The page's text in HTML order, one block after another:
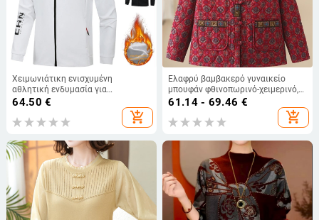
Χειμωνιάτικη ενισχυμένη
αθλητική ενδυμασία για
προπονητές, unisex φούτερ με
κουκούλα, οικογενειακό σετ
τζάκετ και μπλούζες,
64.50 €
add_shopping_cart
Ελαφρύ βαμβακερό γυναικείο
μπουφάν φθινοπωρινό-χειμερινό,
εθνο-ρετρό στυλ, στάντ γιακά,
μανίκια 3/4, για ηλικιωμένες
γυναίκες
61.14 - 69.46 €
add_shopping_cart